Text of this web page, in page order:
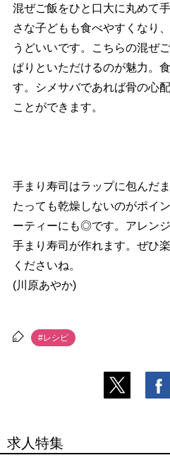
混ぜご飯をひと口大に丸めて
さな子どもも食べやすくなり
うどいいです。こちらの混ぜ
ぱりといただけるのが魅力。
す。シメサバであれば骨の心
ことができます。
手まり寿司はラップに包んだ
たっても乾燥しないのがポイ
ーティーにも◎です。アレン
手まり寿司が作れます。ぜひ
くださいね。
(川原あやか)
#レシピ
求人特集